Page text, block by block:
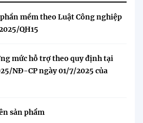
mềm theo Luật Công nghiệp
QH15
mức hỗ trợ theo quy định tại
NĐ-CP ngày 01/7/2025 của
sản phẩm